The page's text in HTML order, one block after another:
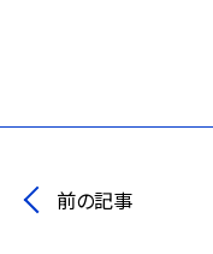
前の記事